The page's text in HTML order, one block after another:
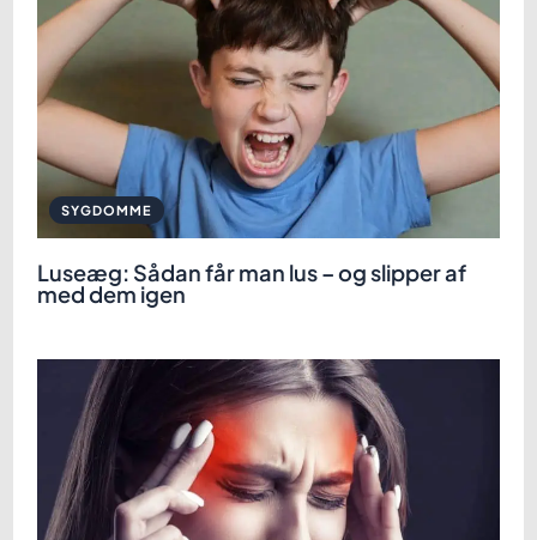
Luseæg: Sådan får man lus – og slipper af
med dem igen
SYGDOMME